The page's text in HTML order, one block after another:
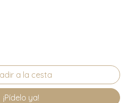
¡Pídelo ya!